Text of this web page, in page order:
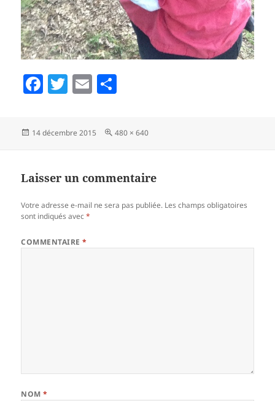
F
c
e
o
o
k
T
itt
er
E
ai
l
rt
a
er
Publié
14 décembre 2015
Taille
480 × 640
Laisser un commentaire
Votre adresse e-mail ne sera pas publiée. Les champs obligatoires
sont indiqués avec*
COMMENTAIRE*
NOM*